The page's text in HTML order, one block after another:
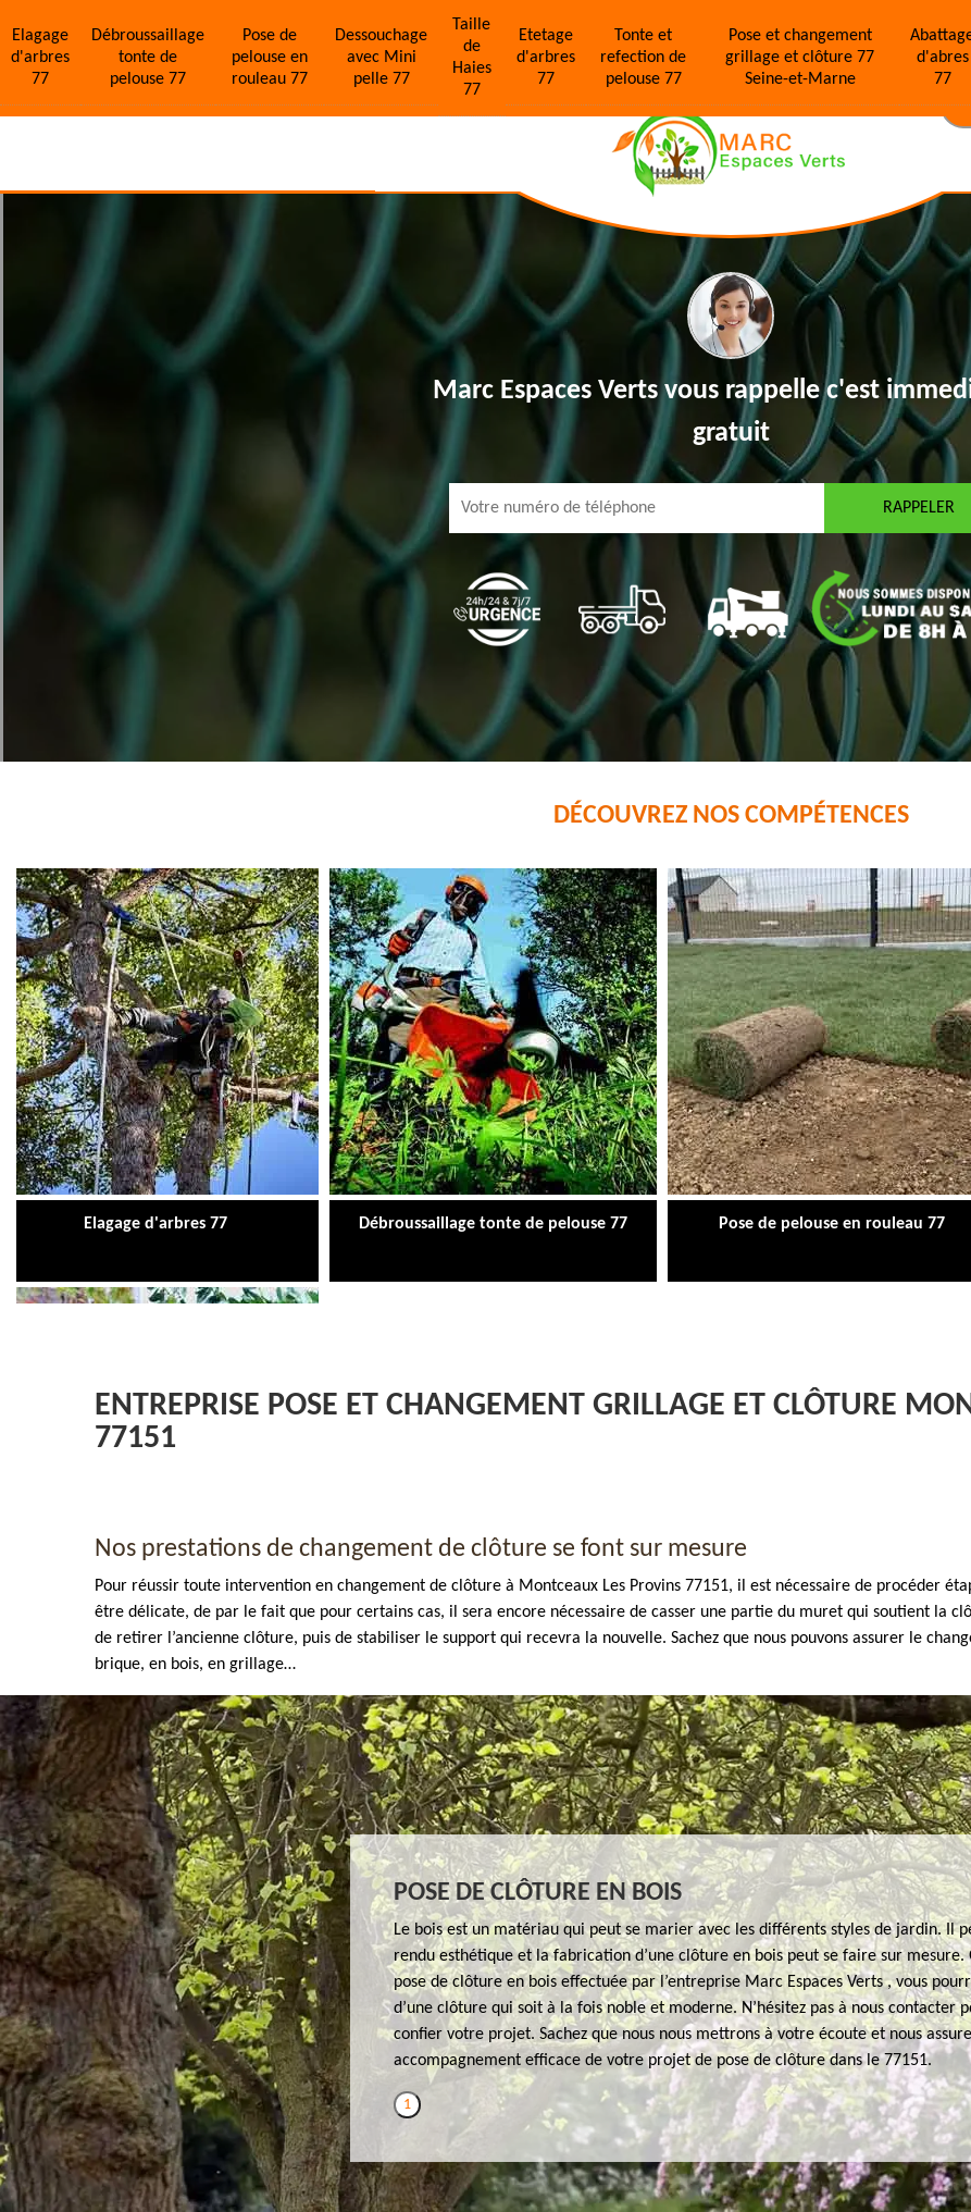
Elagage
d'arbres
77
Débroussaillage
tonte de
pelouse 77
Pose de
pelouse en
rouleau 77
Dessouchage
avec Mini
pelle 77
Taille
de
Haies
77
Etetage
d'arbres
77
Tonte et
refection de
pelouse 77
Pose et changement
grillage et clôture 77
Seine-et-Marne
d'abres
77
Marc Espaces Verts vous rappellec'est
gratuit
DÉCOUVREZ NOS COMPÉTENCES
Elagage d'arbres 77 Débroussaillage tonte de pelouse 77 Pose de pelouse en rouleau 77
Enlèvement de tout végétaux 77
ENTREPRISE POSE ET CHANGEMENT GRILLAGE ET CLÔTURE
77151
Nos prestations de changement de clôture se font sur mesure
Pour réussir toute intervention en changement de clôture à Montceaux Les Provins 77151, il est nécessaire de procéder
être délicate, de par le fait que pour certains cas, il sera encore nécessaire de casser une partie du muret qui soutient la
de retirer l’ancienne clôture, puis de stabiliser le support qui recevra la nouvelle. Sachez que nous pouvons assurer le
brique, en bois, en grillage…
POSE DE CLÔTURE EN BOIS
Le bois est un matériau qui peut se marier avec les différents styles de jardin. Il
rendu esthétique et la fabrication d’une clôture en bois peut se faire sur mesure.
pose de clôture en bois effectuée par l’entreprise Marc Espaces Verts , vous
d’une clôture qui soit à la fois noble et moderne. N’hésitez pas à nous contacter
confier votre projet. Sachez que nous nous mettrons à votre écoute et nous
accompagnement efficace de votre projet de pose de clôture dans le 77151.
1